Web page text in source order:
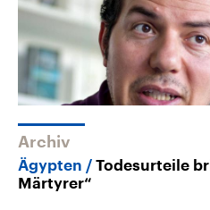
Archiv
Ägypten
Todesurteile
Märtyrer“